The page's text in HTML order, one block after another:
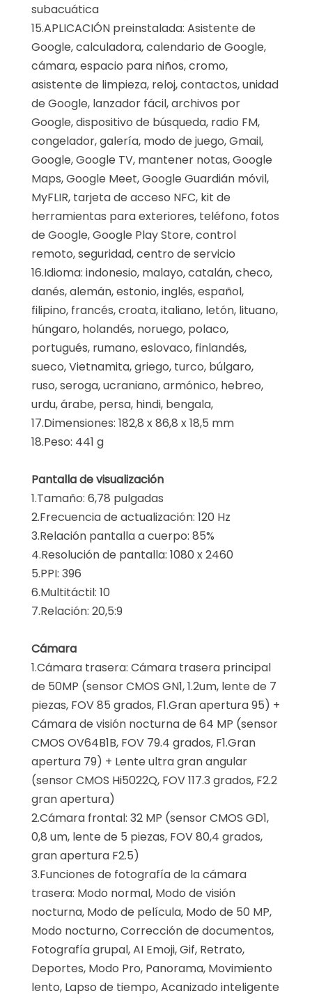
subacuática
15.APLICACIÓN preinstalada: Asistente de
Google, calculadora, calendario de Google,
cámara, espacio para niños, cromo,
asistente de limpieza, reloj, contactos, unidad
de Google, lanzador fácil, archivos por
Google, dispositivo de búsqueda, radio FM,
congelador, galería, modo de juego, Gmail,
Google, Google TV, mantener notas, Google
Maps, Google Meet, Google Guardián móvil,
MyFLIR, tarjeta de acceso NFC, kit de
herramientas para exteriores, teléfono, fotos
de Google, Google Play Store, control
remoto, seguridad, centro de servicio
16.Idioma: indonesio, malayo, catalán, checo,
danés, alemán, estonio, inglés, español,
filipino, francés, croata, italiano, letón, lituano,
húngaro, holandés, noruego, polaco,
portugués, rumano, eslovaco, finlandés,
sueco, Vietnamita, griego, turco, búlgaro,
ruso, seroga, ucraniano, armónico, hebreo,
urdu, árabe, persa, hindi, bengala,
17.Dimensiones: 182,8 x 86,8 x 18,5 mm
18.Peso: 441 g
Pantalla de visualización
1.Tamaño: 6,78 pulgadas
2.Frecuencia de actualización: 120 Hz
3.Relación pantalla a cuerpo: 85%
4.Resolución de pantalla: 1080 x 2460
5.PPI: 396
6.Multitáctil: 10
7.Relación: 20,5:9
Cámara
1.Cámara trasera: Cámara trasera principal
de 50MP (sensor CMOS GN1, 1.2um, lente de 7
piezas, FOV 85 grados, F1.Gran apertura 95) +
Cámara de visión nocturna de 64 MP (sensor
CMOS OV64B1B, FOV 79.4 grados, F1.Gran
apertura 79) + Lente ultra gran angular
(sensor CMOS Hi5022Q, FOV 117.3 grados, F2.2
gran apertura)
2.Cámara frontal: 32 MP (sensor CMOS GD1,
0,8 um, lente de 5 piezas, FOV 80,4 grados,
gran apertura F2.5)
3.Funciones de fotografía de la cámara
trasera: Modo normal, Modo de visión
nocturna, Modo de película, Modo de 50 MP,
Modo nocturno, Corrección de documentos,
Fotografía grupal, AI Emoji, Gif, Retrato,
Deportes, Modo Pro, Panorama, Movimiento
lento, Lapso de tiempo, Acanizado inteligente